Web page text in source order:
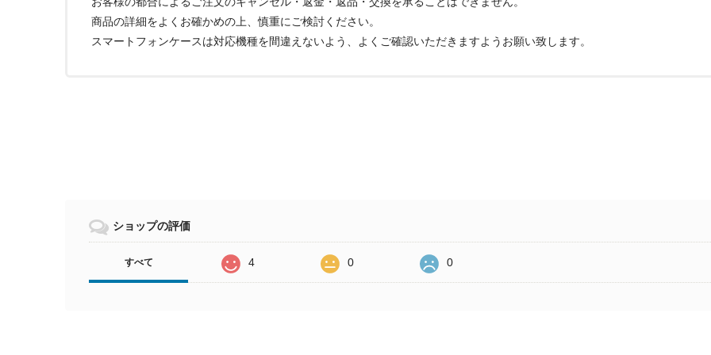
商品の詳細をよくお確かめの上、慎重にご検討ください。
スマートフォンケースは対応機種を間違えないよう、よくご確認いただきますようお願い致します。
ショップの評価
すべて 4 0 0